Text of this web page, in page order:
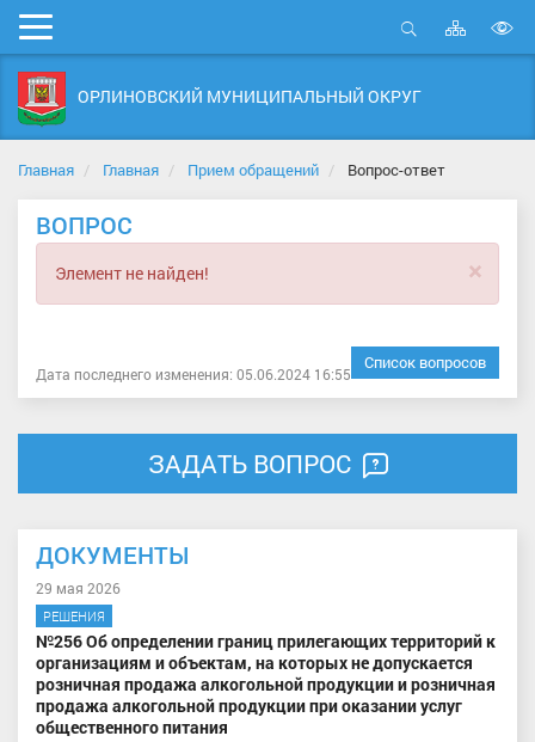
Мобильное
меню
Открыть
Карта
сайта
ОРЛИНОВСКИЙ МУНИЦИПАЛЬНЫЙ ОКРУГ
Главная Главная Прием обращений Вопрос-ответ
ВОПРОС
×
Элемент не найден!
Список вопросов
Дата последнего изменения: 05.06.2024 16:55
ЗАДАТЬ ВОПРОС
ДОКУМЕНТЫ
29 мая 2026
РЕШЕНИЯ
№256 Об определении границ прилегающих территорий к
организациям и объектам, на которых не допускается
розничная продажа алкогольной продукции и розничная
продажа алкогольной продукции при оказании услуг
общественного питания